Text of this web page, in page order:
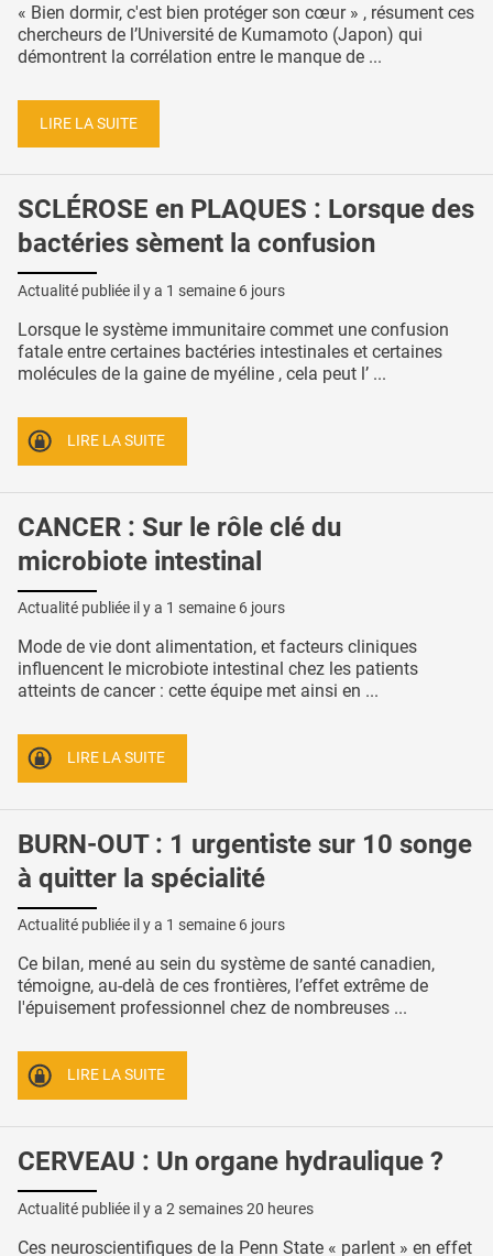
« Bien dormir, c'est bien protéger son cœur » , résument ces
chercheurs de l’Université de Kumamoto (Japon) qui
démontrent la corrélation entre le manque de ...
LIRE LA SUITE
SCLÉROSE en PLAQUES : Lorsque des
bactéries sèment la confusion
Actualité publiée il y a 1 semaine 6 jours
Lorsque le système immunitaire commet une confusion
fatale entre certaines bactéries intestinales et certaines
molécules de la gaine de myéline , cela peut l’ ...
LIRE LA SUITE
CANCER : Sur le rôle clé du
microbiote intestinal
Actualité publiée il y a 1 semaine 6 jours
Mode de vie dont alimentation, et facteurs cliniques
influencent le microbiote intestinal chez les patients
atteints de cancer : cette équipe met ainsi en ...
LIRE LA SUITE
BURN-OUT : 1 urgentiste sur 10 songe
à quitter la spécialité
Actualité publiée il y a 1 semaine 6 jours
Ce bilan, mené au sein du système de santé canadien,
témoigne, au-delà de ces frontières, l’effet extrême de
l'épuisement professionnel chez de nombreuses ...
LIRE LA SUITE
CERVEAU : Un organe hydraulique ?
Actualité publiée il y a 2 semaines 20 heures
Ces neuroscientifiques de la Penn State « parlent » en effet